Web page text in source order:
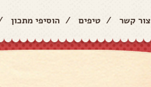
צור קשר / טיפים / הוסיפי מתכון